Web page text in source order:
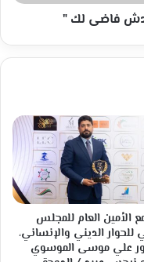
فاضى لك "
الأمين العام للمجلس
للحوار الديني والإنساني،
علي موسى الموسوي